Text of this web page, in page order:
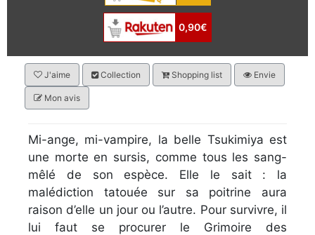
0,90€
J'aime Collection Shopping list Envie
Mon avis
Mi-ange, mi-vampire, la belle Tsukimiya est
une morte en sursis, comme tous les sang-
mêlé de son espèce. Elle le sait : la
malédiction tatouée sur sa poitrine aura
raison d’elle un jour ou l’autre. Pour survivre, il
lui faut se procurer le Grimoire des